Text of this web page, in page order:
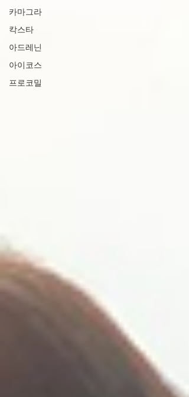
카마그라
칵스타
아드레닌
아이코스
프로코밀